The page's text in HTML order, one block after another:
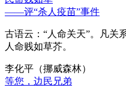
——评“杀人疫苗”事件
古语云：“人命关天”。凡关
人命贱如草芥。
李化平（挪威森林）
等您，边民兄弟